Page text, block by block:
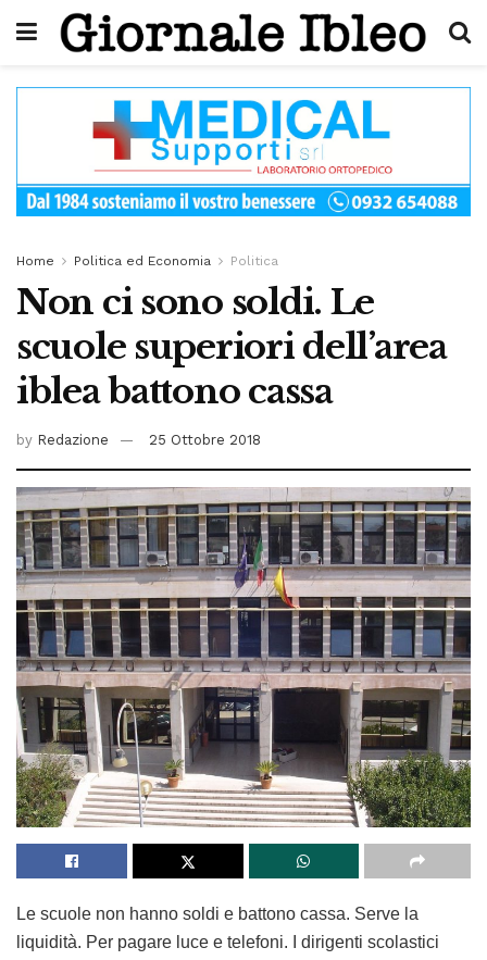
Home Politica ed Economia Politica
Non ci sono soldi. Le
scuole superiori dell’area
iblea battono cassa
by Redazione 25 Ottobre 2018
Le scuole non hanno soldi e battono cassa. Serve la
liquidità. Per pagare luce e telefoni. I dirigenti scolastici